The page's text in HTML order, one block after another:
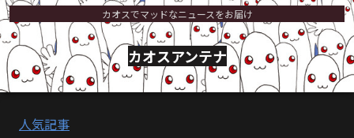
カオスでマッドなニュースをお届け
カオスアンテナ
人気記事